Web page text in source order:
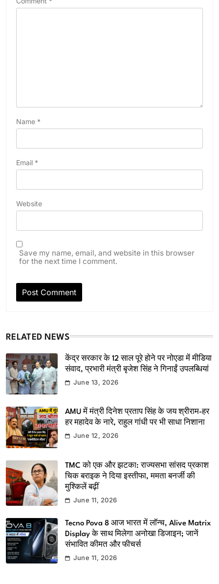
Name *
Email *
Website
Save my name, email, and website in this browser
for the next time I comment.
RELATED NEWS
केंद्र सरकार के 12 साल पूरे होने पर नोएडा में मीडिया
संवाद, प्रभारी मंत्री बृजेश सिंह ने गिनाईं उपलब्धियां
June 13, 2026
AMU में मंत्री दिनेश प्रताप सिंह के जय श्रीराम-हर
हर महादेव के नारे, राहुल गांधी पर भी साधा निशाना
June 12, 2026
TMC को एक और झटका: राज्यसभा सांसद प्रकाश
चिक बराइक ने दिया इस्तीफा, ममता बनर्जी की
मुश्किलें बढ़ीं
June 11, 2026
Tecno Pova 8 आज भारत में लॉन्च, Alive Matrix
Display के साथ मिलेगा अनोखा डिजाइन; जानें
संभावित कीमत और फीचर्स
June 11, 2026